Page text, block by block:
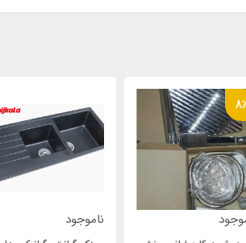
ناموجود